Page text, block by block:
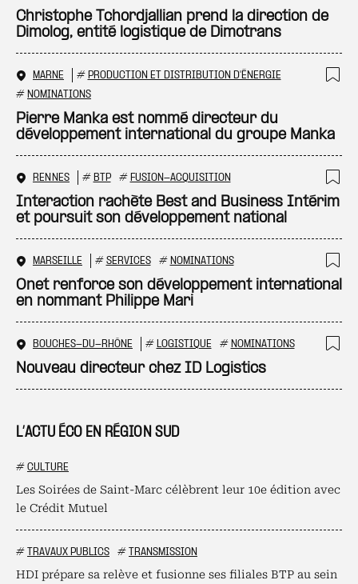
L’ACTU ÉCO EN RÉGION SUD
# CULTURE
Les Soirées de Saint-Marc célèbrent leur 10e édition avec
le Crédit Mutuel
# TRAVAUX PUBLICS # TRANSMISSION
HDI prépare sa relève et fusionne ses filiales BTP au sein
Christophe Tchordjallian prend la direction de
Dimolog, entité logistique de Dimotrans
MARNE # PRODUCTION ET DISTRIBUTION D'ÉNERGIE
# NOMINATIONS
Pierre Manka est nommé directeur du
développement international du groupe Manka
RENNES # BTP # FUSION-ACQUISITION
Interaction rachète Best and Business Intérim
et poursuit son développement national
MARSEILLE # SERVICES # NOMINATIONS
Onet renforce son développement international
en nommant Philippe Mari
BOUCHES-DU-RHÔNE # LOGISTIQUE # NOMINATIONS
Nouveau directeur chez ID Logistics